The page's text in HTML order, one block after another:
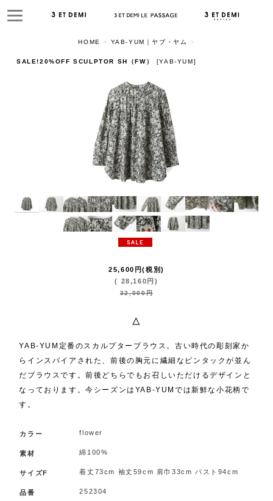
HOME > YAB-YUM｜ヤブ・ヤム >
SALE!20%OFF SCULPTOR SH（FW） [YAB-YUM]
25,600 円(税別)
( 28,160 円 )
32,000円
△
YAB-YUM定番のスカルプターブラウス。古い時代の彫刻家か
らインスパイアされた、前後の胸元に繊細なピンタックが並ん
だブラウスです。前後どちらでもお召しいただけるデザインと
なっております。今シーズンはYAB-YUMでは新鮮な小花柄で
す。
カラー flower
素材 綿100%
サイズF 着丈73cm 袖丈59cm 肩巾33cm バスト94cm
品番 252304